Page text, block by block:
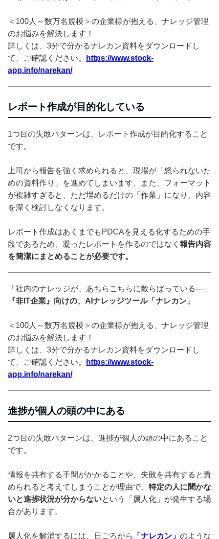
＜100人～数万名規模＞の企業様が抱える、ナレッジ管理
のお悩みを解決します！
詳しくは、3分で分かるナレカン資料をダウンロードし
て、ご確認ください。
https://www.stock-
app.info/narekan/
レポート作成が目的化している
1つ目の失敗パターンは、レポート作成が目的化すること
です。
上司から報告を強く求められると、現場が「怒られないた
めの資料作り」を進めてしまいます。また、フォーマット
が複雑すぎると、ただ埋めるだけの「作業」になり、内容
を深く検討しなくなります。
レポート作成はあくまでもPDCAを見える化するための手
段であるため、凝ったレポートを作るのではなく 報告内容
を簡潔にまとめることが必要です。
「社内のナレッジが、あちらこちらに散らばっている---」
『非IT企業』向けの、AIナレッジツール「ナレカン」
＜100人～数万名規模＞の企業様が抱える、ナレッジ管理
のお悩みを解決します！
詳しくは、3分で分かるナレカン資料をダウンロードし
て、ご確認ください。
https://www.stock-
app.info/narekan/
進捗が個人の頭の中にある
2つ目の失敗パターンは、進捗が個人の頭の中にあること
です。
情報を共有する手間がかかることや、失敗を共有すると責
められると考えてしまうことが理由で、 特定の人に聞かな
いと進捗状況が分からないという「属人化」が発生する場
合があります。
属人化を解消するには、日ごろから 「ナレカン」 のような